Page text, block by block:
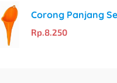
Rp.8.250